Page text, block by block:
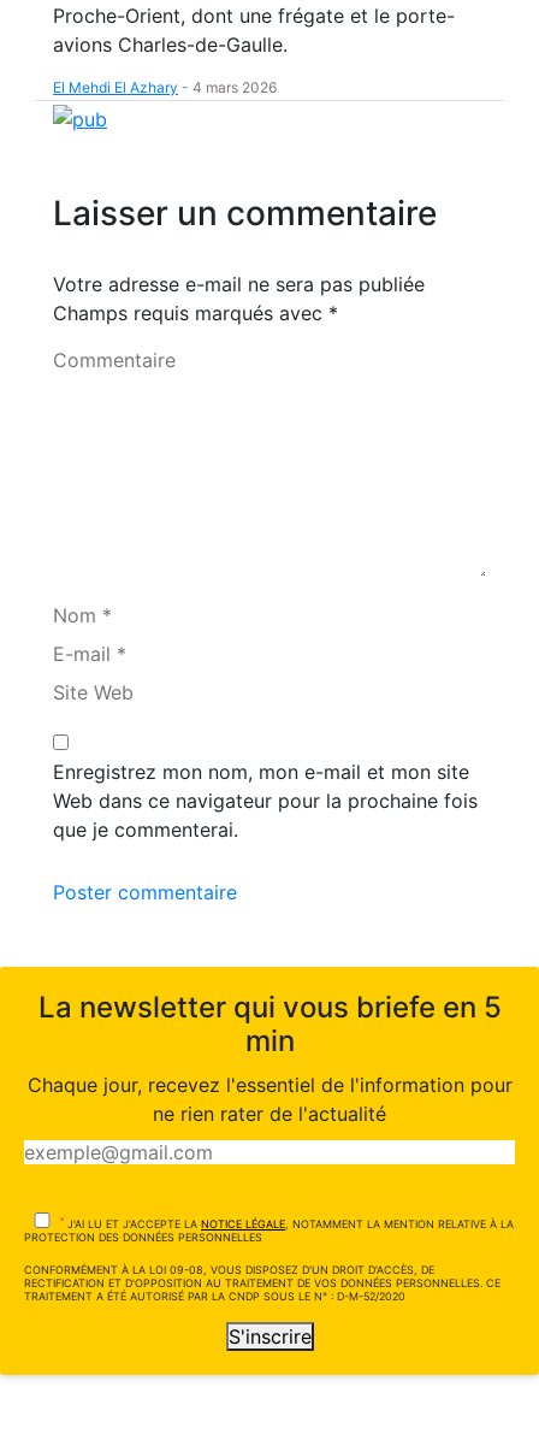
Proche-Orient, dont une frégate et le porte-
avions Charles-de-Gaulle.
El Mehdi El Azhary - 4 mars 2026
Laisser un commentaire
Votre adresse e-mail ne sera pas publiée
Champs requis marqués avec *
Commentaire
Nom *
E-mail *
Site Web
Enregistrez mon nom, mon e-mail et mon site
Web dans ce navigateur pour la prochaine fois
que je commenterai.
Poster commentaire
La newsletter qui vous briefe en 5
min
Chaque jour, recevez l'essentiel de l'information pour
ne rien rater de l'actualité
* J'AI LU ET J'ACCEPTE LA NOTICE LÉGALE , NOTAMMENT LA MENTION RELATIVE À LA
PROTECTION DES DONNÉES PERSONNELLES
CONFORMÉMENT À LA LOI 09-08, VOUS DISPOSEZ D'UN DROIT D'ACCÈS, DE
RECTIFICATION ET D'OPPOSITION AU TRAITEMENT DE VOS DONNÉES PERSONNELLES. CE
TRAITEMENT A ÉTÉ AUTORISÉ PAR LA CNDP SOUS LE N° : D-M-52/2020
S'inscrire